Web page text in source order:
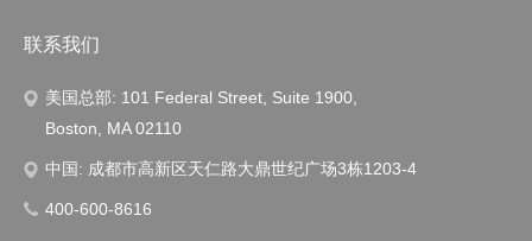
联系我们
美国总部: 101 Federal Street, Suite 1900,
Boston, MA 02110
中国: 成都市高新区天仁路大鼎世纪广场3栋1203-4
400-600-8616